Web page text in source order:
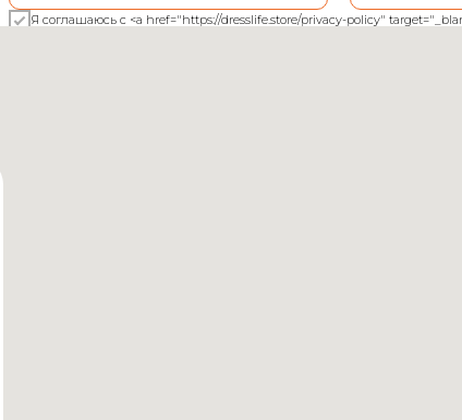
Я соглашаюсь с <a href="https://dresslife.store/privacy-policy"